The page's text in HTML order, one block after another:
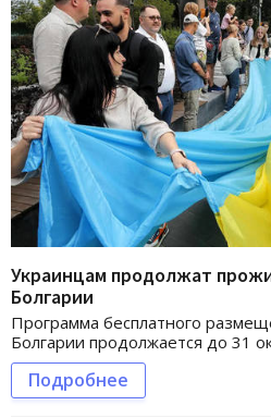
Украинцам продолжат
Болгарии
Программа бесплатного
Болгарии продолжается до 31
Подробнее